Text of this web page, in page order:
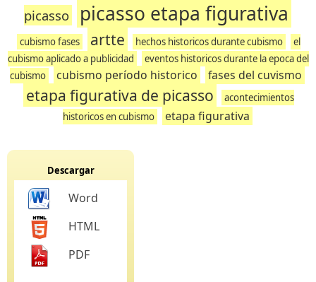
picasso
picasso etapa figurativa
cubismo fases artte hechos historicos durante cubismo
el
cubismo aplicado a publicidad
eventos historicos durante la epoca del
cubismo
cubismo período historico fases del cuvismo
etapa figurativa de picasso
acontecimientos
historicos en cubismo
etapa figurativa
Descargar
Word
HTML
PDF